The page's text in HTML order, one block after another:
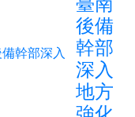
後備
幹部
深入
地方